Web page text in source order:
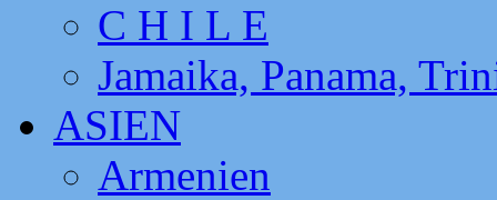
C H I L E
Jamaika, Panama,
ASIEN
Armenien